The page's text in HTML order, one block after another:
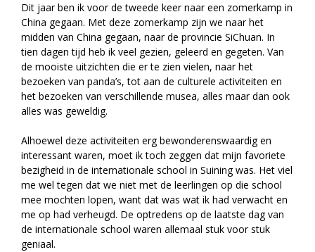
Dit jaar ben ik voor de tweede keer naar een zomerkamp in
China gegaan. Met deze zomerkamp zijn we naar het
midden van China gegaan, naar de provincie SiChuan. In
tien dagen tijd heb ik veel gezien, geleerd en gegeten. Van
de mooiste uitzichten die er te zien vielen, naar het
bezoeken van panda’s, tot aan de culturele activiteiten en
het bezoeken van verschillende musea, alles maar dan ook
alles was geweldig.
Alhoewel deze activiteiten erg bewonderenswaardig en
interessant waren, moet ik toch zeggen dat mijn favoriete
bezigheid in de internationale school in Suining was. Het viel
me wel tegen dat we niet met de leerlingen op die school
mee mochten lopen, want dat was wat ik had verwacht en
me op had verheugd. De optredens op de laatste dag van
de internationale school waren allemaal stuk voor stuk
geniaal.